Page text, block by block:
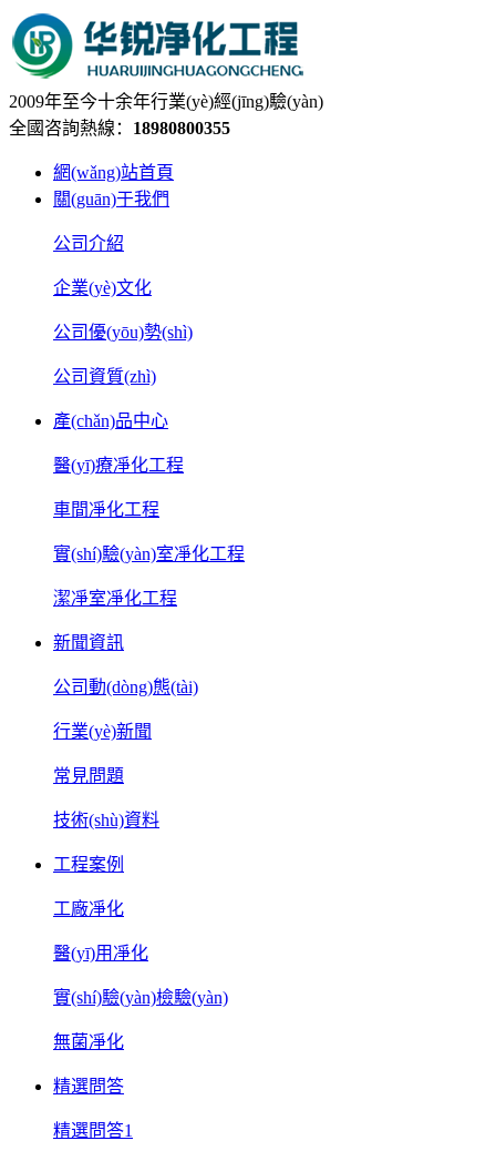
2009年至今十余年行業(yè)經(jīng)驗(yàn)
全國咨詢熱線： 18980800355
網(wǎng)站首頁
關(guān)于我們
公司介紹
企業(yè)文化
公司優(yōu)勢(shì)
公司資質(zhì)
產(chǎn)品中心
醫(yī)療凈化工程
車間凈化工程
實(shí)驗(yàn)室凈化工程
潔凈室凈化工程
新聞資訊
公司動(dòng)態(tài)
行業(yè)新聞
常見問題
技術(shù)資料
工程案例
工廠凈化
醫(yī)用凈化
實(shí)驗(yàn)檢驗(yàn)
無菌凈化
精選問答
精選問答1